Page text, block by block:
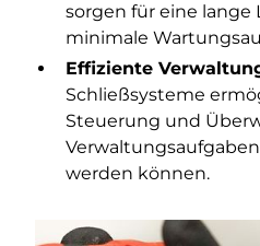
sorgen für eine lange
minimale
Effiziente
Schließsysteme
Steuerung und
werden können.